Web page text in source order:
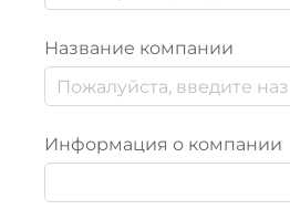
Название компании
Информация о компании